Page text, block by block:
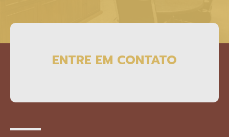
ENTRE EM CONTATO